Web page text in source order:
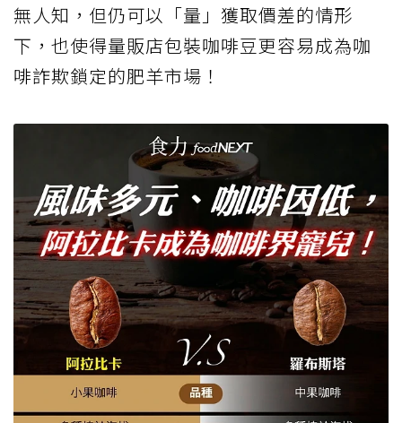
無人知，但仍可以「量」獲取價差的情形
下，也使得量販店包裝咖啡豆更容易成為咖
啡詐欺鎖定的肥羊市場！